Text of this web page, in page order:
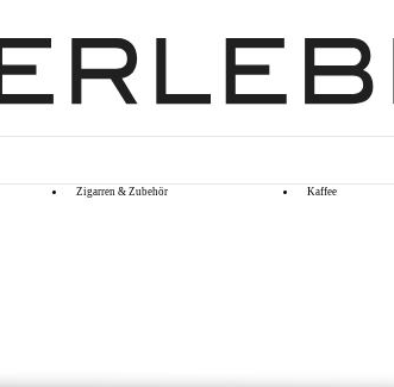
Zigarren & Zubehör Kaffee